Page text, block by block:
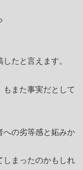
たと言えます。
もまた事実だとして
への劣等感と妬みか
しまったのかもしれ